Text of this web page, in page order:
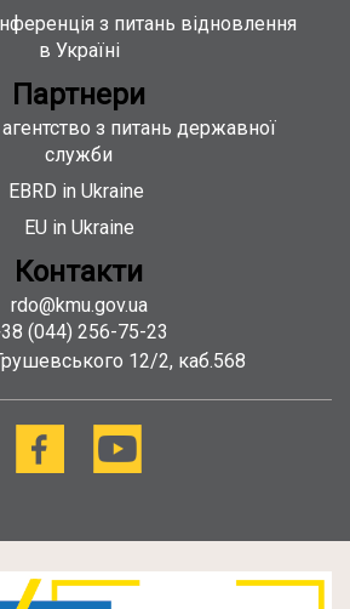
EBRD in Ukraine
EU in Ukraine
Контакти
rdo@kmu.gov.ua
+38 (044) 256-75-23
Грушевського 12/2, каб.568